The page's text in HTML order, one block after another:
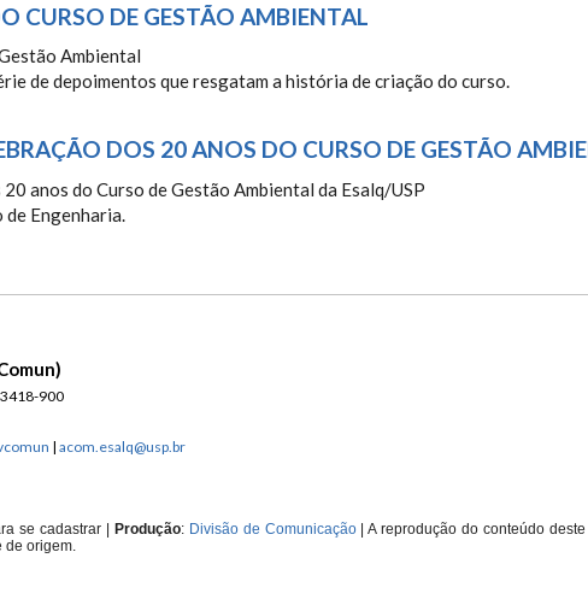
CURSO DE GESTÃO AMBIENTAL
ANOS DO CURSO DE GESTÃO
de depoimentos que resgatam a história de criação do curso.
DOS 20 ANOS DO CURSO DE GESTÃO
- CELEBRAÇÃO DOS 20 ANOS DO
Engenharia.
900
| acom.esalq@usp.br
se cadastrar Produção:Divisão de Comunicação| A reprodução do conteúdo
de origem.